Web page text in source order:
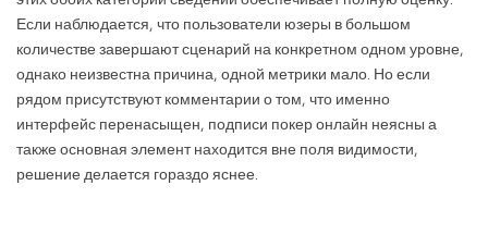
Если наблюдается, что пользователи юзеры в большом
количестве завершают сценарий на конкретном одном уровне,
однако неизвестна причина, одной метрики мало. Но если
рядом присутствуют комментарии о том, что именно
интерфейс перенасыщен, подписи покер онлайн неясны а
также основная элемент находится вне поля видимости,
решение делается гораздо яснее.